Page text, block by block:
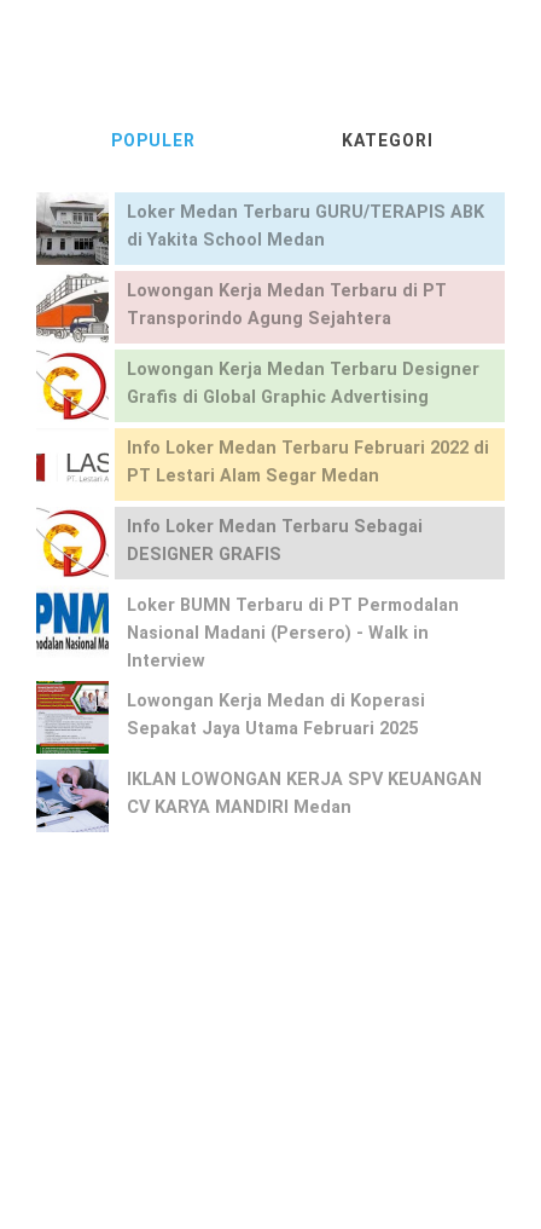
POPULER KATEGORI
Loker Medan Terbaru GURU/TERAPIS ABK
di Yakita School Medan
Lowongan Kerja Medan Terbaru di PT
Transporindo Agung Sejahtera
Lowongan Kerja Medan Terbaru Designer
Grafis di Global Graphic Advertising
Info Loker Medan Terbaru Februari 2022 di
PT Lestari Alam Segar Medan
Info Loker Medan Terbaru Sebagai
DESIGNER GRAFIS
Loker BUMN Terbaru di PT Permodalan
Nasional Madani (Persero) - Walk in
Interview
Lowongan Kerja Medan di Koperasi
Sepakat Jaya Utama Februari 2025
IKLAN LOWONGAN KERJA SPV KEUANGAN
CV KARYA MANDIRI Medan